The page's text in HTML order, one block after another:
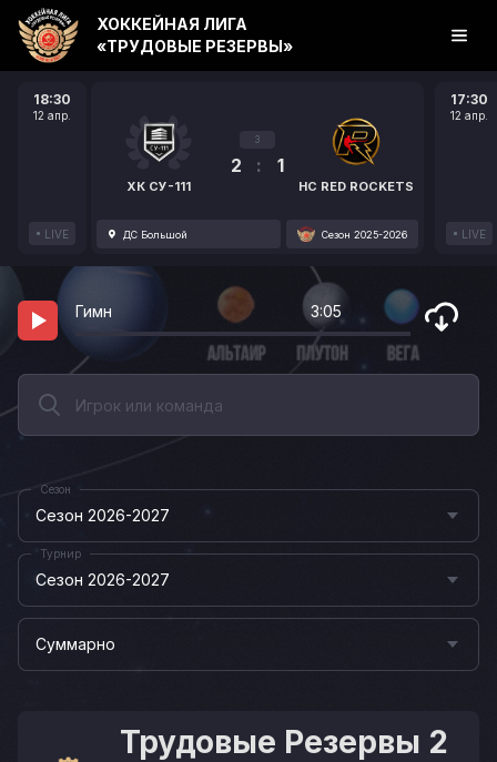
18:30
12 апр.
LIVE
ХК СУ-111
3
2 : 1
HC RED ROCKETS
ДС Большой Сезон 2025-2026
17:30
12 апр.
LIVE
ХОККЕЙНАЯ ЛИГА
«ТРУДОВЫЕ РЕЗЕРВЫ»
Гимн 3:05
Сезон 2026-2027
Сезон
Сезон 2026-2027
Турнир
Суммарно
Трудовые Резервы 2